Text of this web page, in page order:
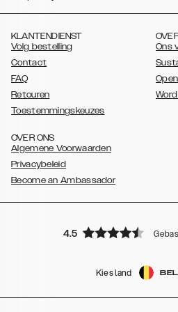
Galaxy S9,Galaxy S9+,Galaxy S8,
KLANTENDIENST
Volg bestelling
Contact
FAQ
Retouren
Toestemmingskeuzes
Ons
OVER ONS
Algemene Voorwaarden
Privacybeleid
Become an Ambassador
4.5
Kies land